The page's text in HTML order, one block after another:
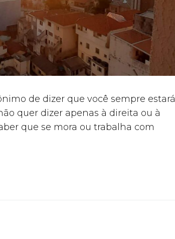
de dizer que você sempre estará
quer dizer apenas à direita ou à
que se mora ou trabalha com